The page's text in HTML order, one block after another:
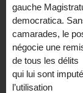
gauche
democratica.
camarades, le
négocie une
de tous les délits
qui lui sont
l’utilisation